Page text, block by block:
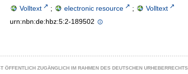
Volltext ; electronic resource ;
Volltext
urn:nbn:de:hbz:5:2-189502
ÖFFENTLICH ZUGÄNGLICH IM RAHMEN DES DEUTSCHEN URHEBERRECHTS.